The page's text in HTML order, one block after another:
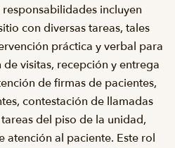
incluyen
con diversas tareas, tales
práctica y verbal para
visitas, recepción y entrega
de firmas de pacientes,
contestación de llamadas
del piso de la unidad,
atención al paciente. Este rol